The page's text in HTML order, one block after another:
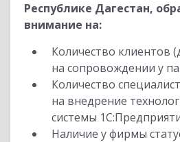
Республике Дагестан,
внимание на:
Количество клиентов
на сопровождении у
Количество
на внедрение
системы
Наличие у фирмы